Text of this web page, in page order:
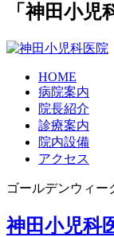
「神田小
HOME
病院案内
院長紹介
診療案内
院内設備
アクセス
ゴールデンウィー
神田小児科